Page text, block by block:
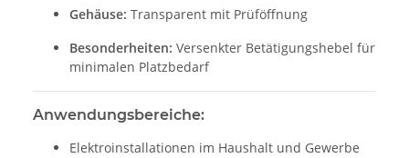
Gehäuse: Transparent mit Prüföffnung
Besonderheiten: Versenkter Betätigungshebel für
minimalen Platzbedarf
Anwendungsbereiche:
Elektroinstallationen im Haushalt und Gewerbe